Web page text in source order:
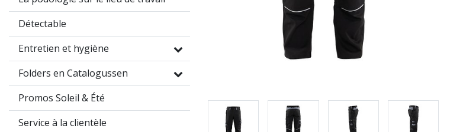
Détectable
Entretien et hygiène
Folders en Catalogussen
Promos Soleil & Été
Service à la clientèle